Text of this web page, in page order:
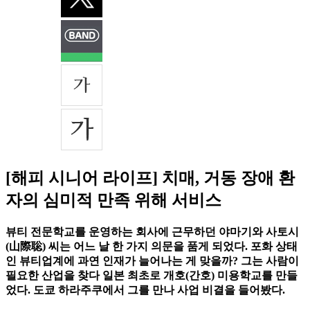
[해피 시니어 라이프] 치매, 거동 장애 환
자의 심미적 만족 위해 서비스
뷰티 전문학교를 운영하는 회사에 근무하던 야마기와 사토시
(山際聡) 씨는 어느 날 한 가지 의문을 품게 되었다. 포화 상태
인 뷰티업계에 과연 인재가 늘어나는 게 맞을까? 그는 사람이
필요한 산업을 찾다 일본 최초로 개호(간호) 미용학교를 만들
었다. 도쿄 하라주쿠에서 그를 만나 사업 비결을 들어봤다.